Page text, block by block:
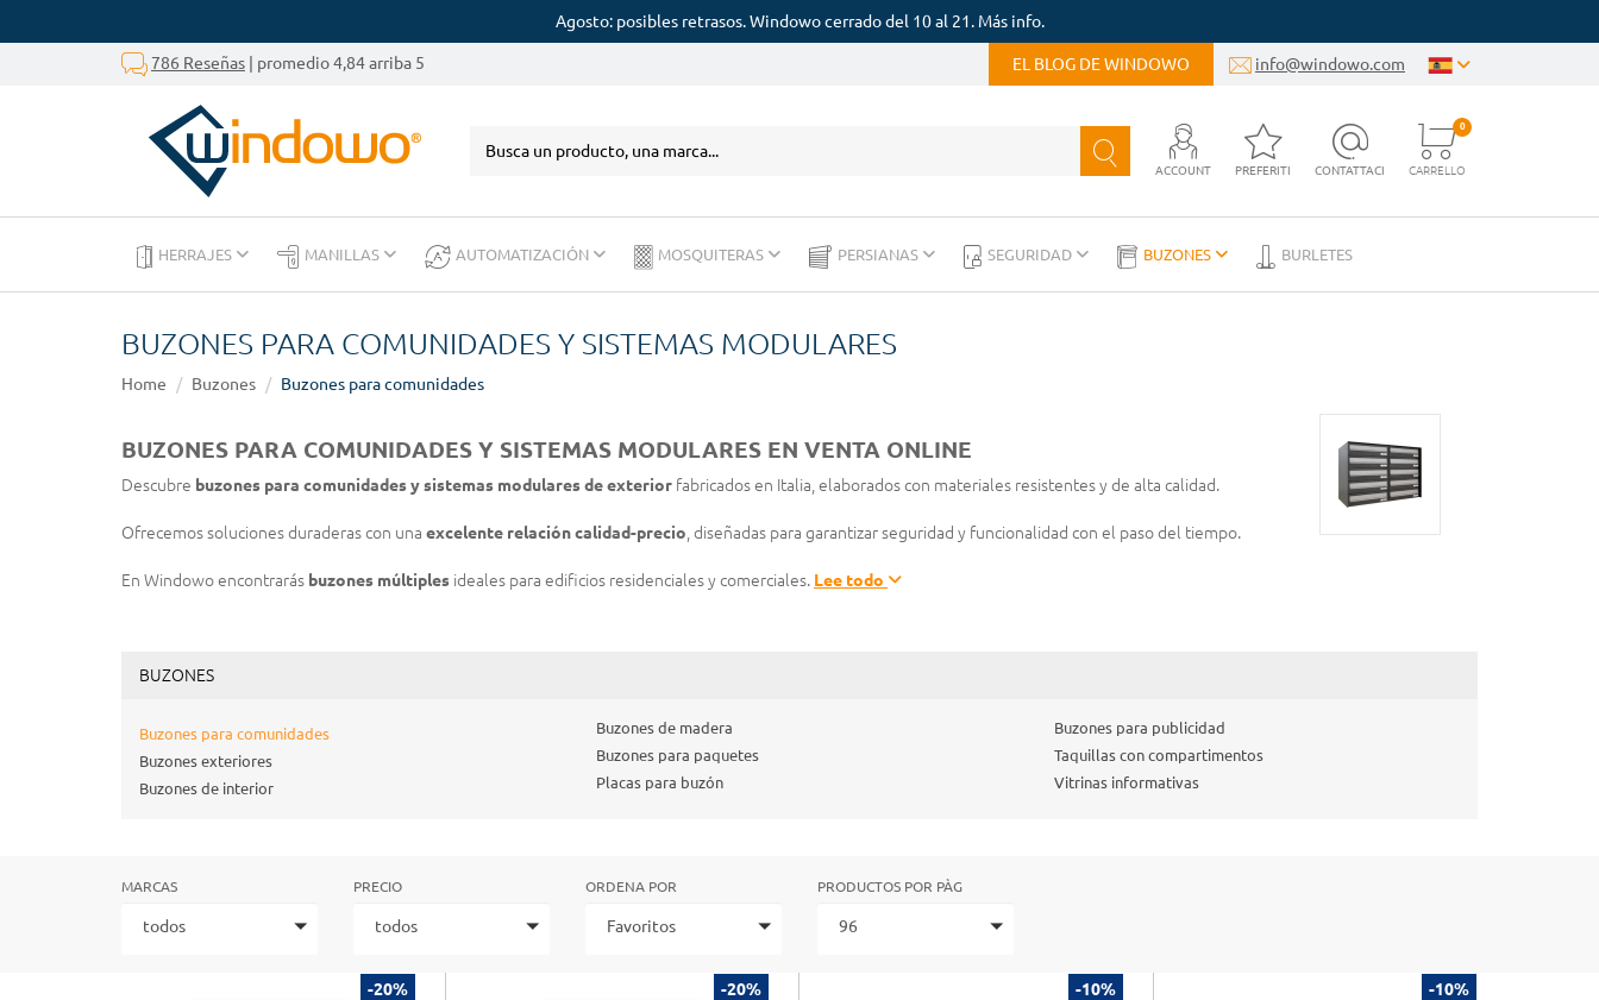
Agosto: posibles retrasos. Windowo cerrado del 10 al 21. Más info.
786 Reseñas | promedio 4,84 arriba 5 EL BLOG DE WINDOWO info@windowo.com
ACCOUNT PREFERITI CONTATTACI CARRELLO
0
HERRAJES MANILLAS AUTOMATIZACIÓN MOSQUITERAS PERSIANAS SEGURIDAD BUZONES BURLETES
BUZONES PARA COMUNIDADES Y SISTEMAS MODULARES
Home Buzones Buzones para comunidades
BUZONES PARA COMUNIDADES Y SISTEMAS MODULARES EN VENTA ONLINE
Descubre buzones para comunidades y sistemas modulares de exterior fabricados en Italia, elaborados con materiales resistentes y de alta calidad.
Ofrecemos soluciones duraderas con una excelente relación calidad-precio , diseñadas para garantizar seguridad y funcionalidad con el paso del tiempo.
En Windowo encontrarás buzones múltiples ideales para edificios residenciales y comerciales. Lee todo
BUZONES
Buzones para comunidades
Buzones exteriores
Buzones de interior
Buzones de madera
Buzones para paquetes
Placas para buzón
Buzones para publicidad
Taquillas con compartimentos
Vitrinas informativas
MARCAS
todos
PRECIO
todos
ORDENA POR
Favoritos
PRODUCTOS POR PÀG
96
-20% -20% -10% -10%